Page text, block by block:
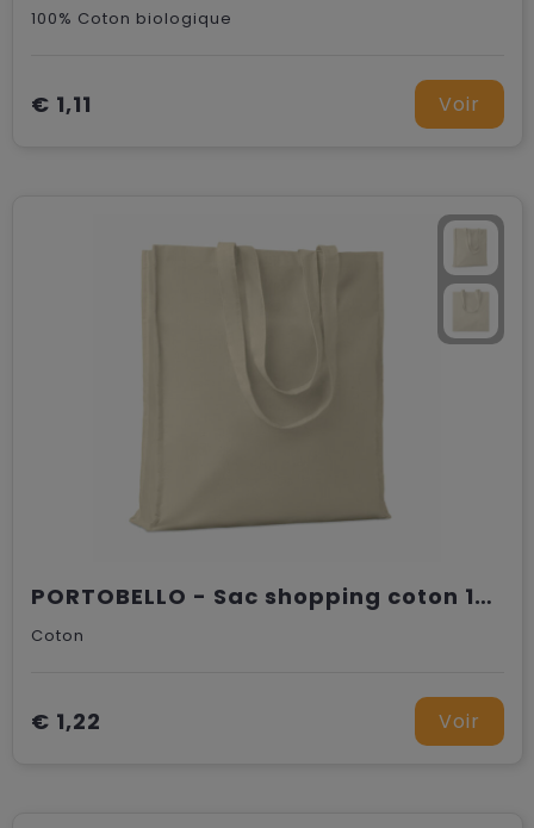
100% Coton biologique
€ 1,11 Voir
PORTOBELLO - Sac shopping coton 140gr/m²
Coton
€ 1,22 Voir